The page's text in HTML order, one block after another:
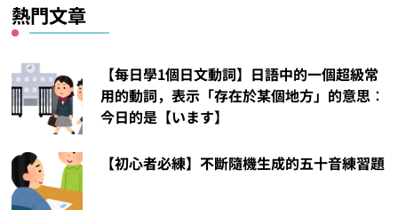
熱門文章
【每日學1個日文動詞】日語中的一個超級常
用的動詞，表示「存在於某個地方」的意思︰
今日的是【います】
【初心者必練】不斷隨機生成的五十音練習題